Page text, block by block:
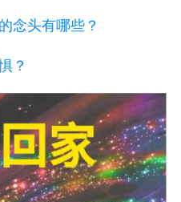
念头有哪些？
？